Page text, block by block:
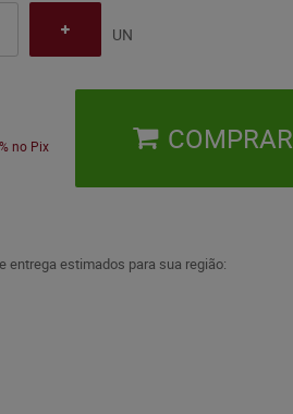
UN
no Pix
COMPRAR
entrega estimados para sua região: